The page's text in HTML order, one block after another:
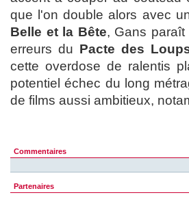
que l'on double alors avec
Belle et la Bête, Gans paraît
erreurs du Pacte des
cette overdose de ralentis
potentiel échec du long
de films aussi ambitieux,
Commentaires
Partenaires